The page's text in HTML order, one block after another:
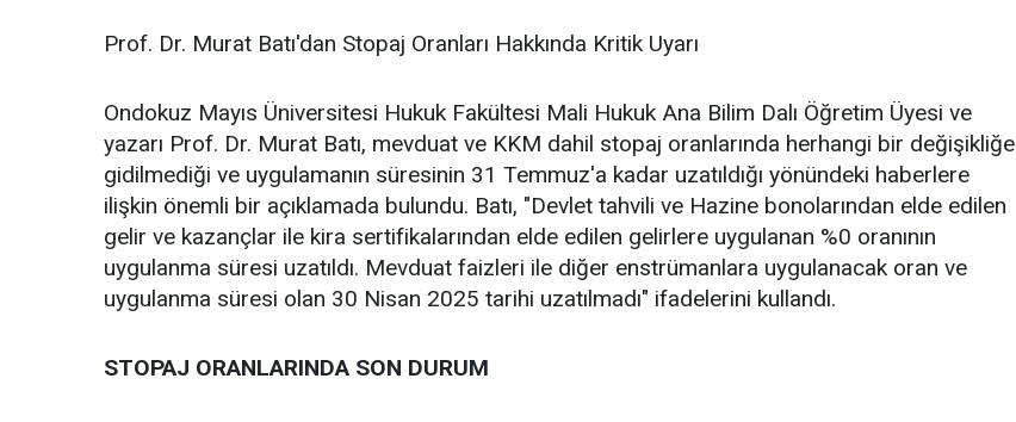
Prof. Dr. Murat Batı'dan Stopaj Oranları Hakkında Kritik Uyarı
Ondokuz Mayıs Üniversitesi Hukuk Fakültesi Mali Hukuk Ana Bilim Dalı Öğretim Üyesi ve
yazarı Prof. Dr. Murat Batı, mevduat ve KKM dahil stopaj oranlarında herhangi bir değişikliğe
gidilmediği ve uygulamanın süresinin 31 Temmuz'a kadar uzatıldığı yönündeki haberlere
ilişkin önemli bir açıklamada bulundu. Batı, "Devlet tahvili ve Hazine bonolarından elde edilen
gelir ve kazançlar ile kira sertifikalarından elde edilen gelirlere uygulanan %0 oranının
uygulanma süresi uzatıldı. Mevduat faizleri ile diğer enstrümanlara uygulanacak oran ve
uygulanma süresi olan 30 Nisan 2025 tarihi uzatılmadı" ifadelerini kullandı.
STOPAJ ORANLARINDA SON DURUM